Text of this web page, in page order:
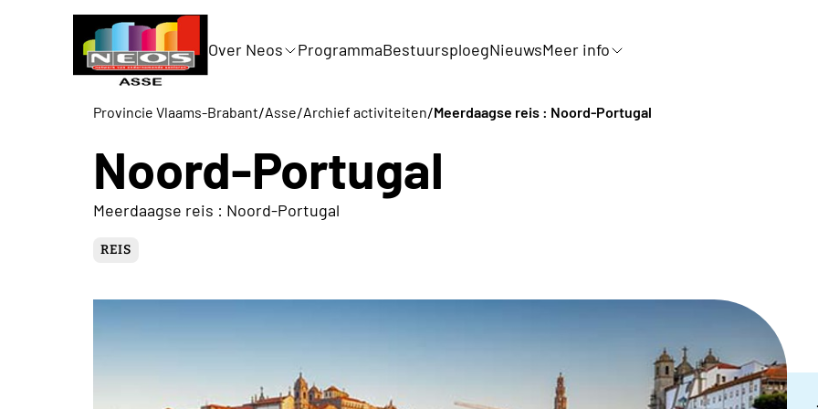
Over Neos ProgrammaBestuursploegNieuwsMeer info
Provincie Vlaams-Brabant/Asse/Archief activiteiten/Meerdaagse reis : Noord-Portugal
Noord-Portugal
Meerdaagse reis : Noord-Portugal
REIS